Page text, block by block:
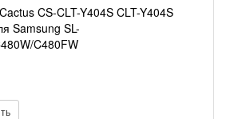
CS-CLT-Y404S CLT-Y404S
Samsung SL-
C480FW